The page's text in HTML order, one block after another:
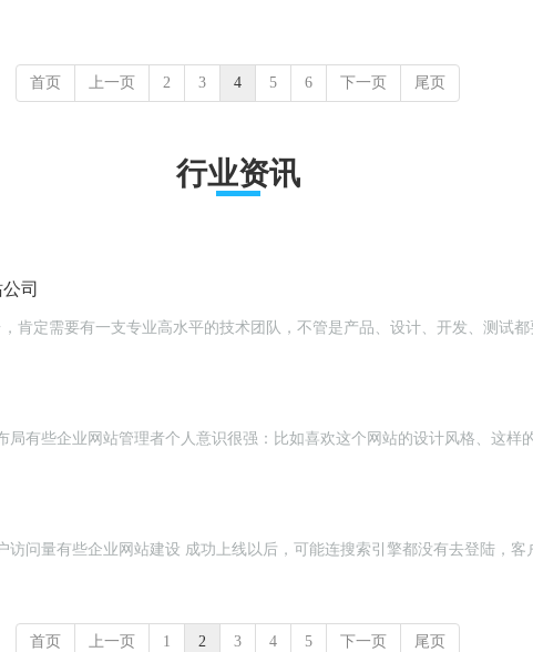
首页 上一页 2 3 4 5 6 下一页 尾页
行业资讯
司
肯定需要有一支专业高水平的技术团队，不管是产品、设计、开发、测试
有些企业网站管理者个人意识很强：比如喜欢这个网站的设计风格、这样
问量有些企业网站建设 成功上线以后，可能连搜索引擎都没有去登陆，客
首页 上一页 1 2 3 4 5 下一页 尾页